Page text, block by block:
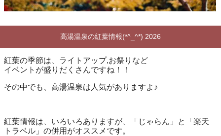
高湯温泉の紅葉情報(*^_^*) 2026
紅葉の季節は、ライトアップ,お祭りなど
イベントが盛りだくさんですね！！
その中でも、高湯温泉は人気がありますよ♪
紅葉情報は、いろいろありますが、「じゃらん」と「楽天
トラベル」の併用がオススメです。